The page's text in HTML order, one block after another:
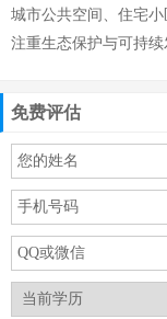
城市公共空间、住宅
注重生态保护与可持续
免费评估